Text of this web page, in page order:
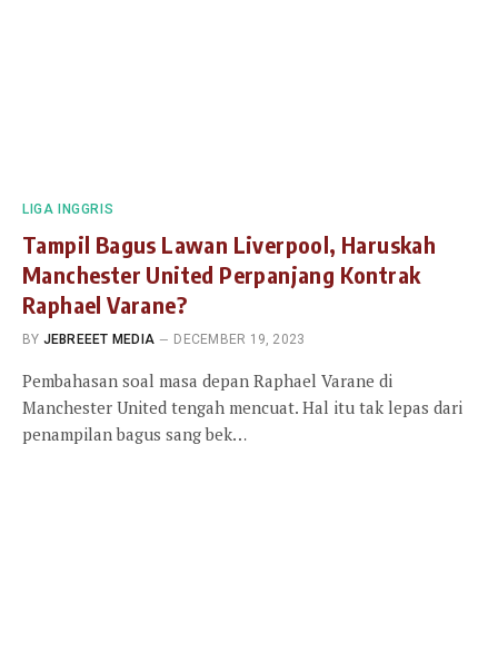
LIGA INGGRIS
Tampil Bagus Lawan Liverpool, Haruskah
Manchester United Perpanjang Kontrak
Raphael Varane?
BY JEBREEET MEDIA DECEMBER 19, 2023
Pembahasan soal masa depan Raphael Varane di
Manchester United tengah mencuat. Hal itu tak lepas dari
penampilan bagus sang bek…